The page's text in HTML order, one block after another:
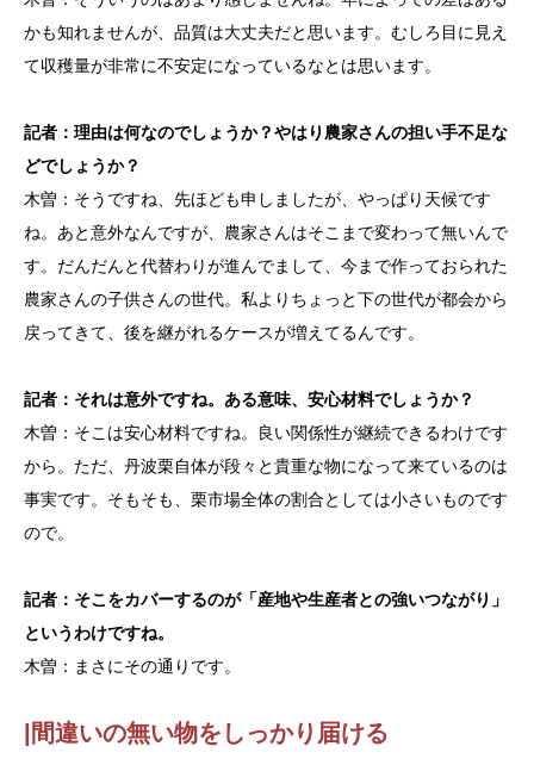
かも知れませんが、品質は大丈夫だと思います。むしろ目に見え
て収穫量が非常に不安定になっているなとは思います。
記者：理由は何なのでしょうか？やはり農家さんの担い手不足な
どでしょうか？
木曽：そうですね、先ほども申しましたが、やっぱり天候です
ね。あと意外なんですが、農家さんはそこまで変わって無いんで
す。だんだんと代替わりが進んでまして、今まで作っておられた
農家さんの子供さんの世代。私よりちょっと下の世代が都会から
戻ってきて、後を継がれるケースが増えてるんです。
記者：それは意外ですね。ある意味、安心材料でしょうか？
木曽：そこは安心材料ですね。良い関係性が継続できるわけです
から。ただ、丹波栗自体が段々と貴重な物になって来ているのは
事実です。そもそも、栗市場全体の割合としては小さいものです
ので。
記者：そこをカバーするのが「産地や生産者との強いつながり」
というわけですね。
木曽：まさにその通りです。
|間違いの無い物をしっかり届ける